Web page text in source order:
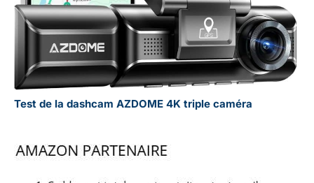
Test de la dashcam AZDOME 4K triple caméra